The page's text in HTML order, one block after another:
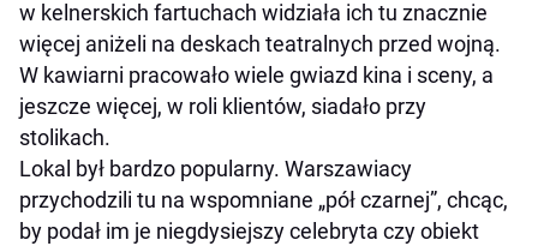
w kelnerskich fartuchach widziała ich tu znacznie
więcej aniżeli na deskach teatralnych przed wojną.
W kawiarni pracowało wiele gwiazd kina i sceny, a
jeszcze więcej, w roli klientów, siadało przy
stolikach.
Lokal był bardzo popularny. Warszawiacy
przychodzili tu na wspomniane „pół czarnej”, chcąc,
by podał im je niegdysiejszy celebryta czy obiekt